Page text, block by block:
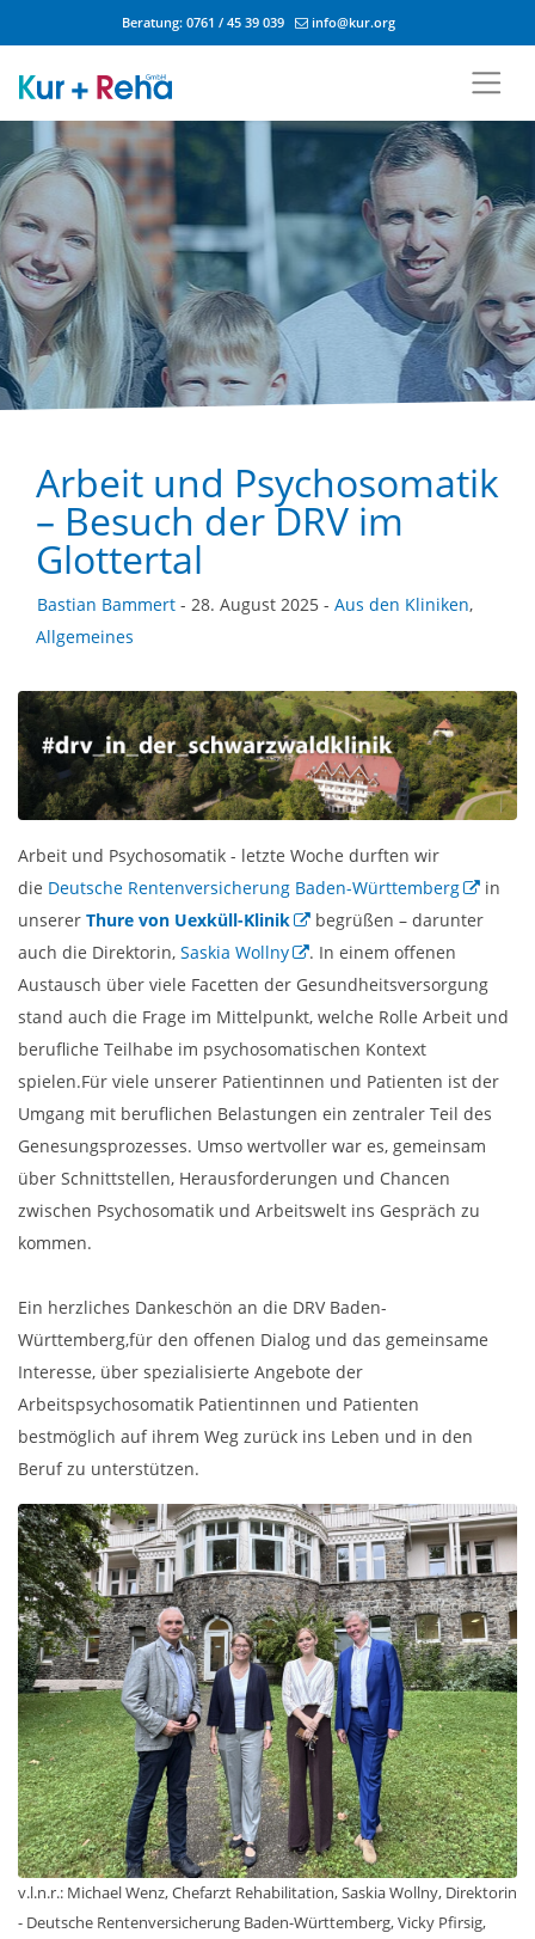
Beratung: 0761 / 45 39 039 info@kur.org
Arbeit und Psychosomatik
– Besuch der DRV im
Glottertal
Bastian Bammert - 28. August 2025 - Aus den Kliniken,
Allgemeines
Arbeit und Psychosomatik - letzte Woche durften wir
die Deutsche Rentenversicherung Baden-Württemberg
in
unserer Thure von Uexküll-Klinik
begrüßen – darunter
auch die Direktorin, Saskia Wollny
. In einem offenen
Austausch über viele Facetten der Gesundheitsversorgung
stand auch die Frage im Mittelpunkt, welche Rolle Arbeit und
berufliche Teilhabe im psychosomatischen Kontext
spielen.Für viele unserer Patientinnen und Patienten ist der
Umgang mit beruflichen Belastungen ein zentraler Teil des
Genesungsprozesses. Umso wertvoller war es, gemeinsam
über Schnittstellen, Herausforderungen und Chancen
zwischen Psychosomatik und Arbeitswelt ins Gespräch zu
kommen.
Ein herzliches Dankeschön an die DRV Baden-
Württemberg,für den offenen Dialog und das gemeinsame
Interesse, über spezialisierte Angebote der
Arbeitspsychosomatik Patientinnen und Patienten
bestmöglich auf ihrem Weg zurück ins Leben und in den
Beruf zu unterstützen.
v.l.n.r.: Michael Wenz, Chefarzt Rehabilitation, Saskia Wollny, Direktorin
- Deutsche Rentenversicherung Baden-Württemberg, Vicky Pfirsig,